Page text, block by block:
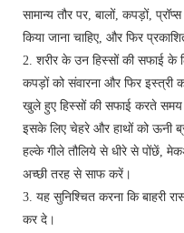
सामान्य तौर पर, बालों, कपड़ों,
किया जाना चाहिए, और फिर
2. शरीर के उन हिस्सों की सफाई के
कपड़ों को संवारना और फिर इस्त्री
खुले हुए हिस्सों की सफाई करते समय
इसके लिए चेहरे और हाथों को ऊनी
हल्के गीले तौलिये से धीरे से पोंछें,
अच्छी तरह से साफ करें।
3. यह सुनिश्चित करना कि बाहरी
कर दे।